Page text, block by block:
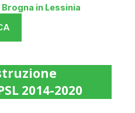
in Lessinia
2014-2020